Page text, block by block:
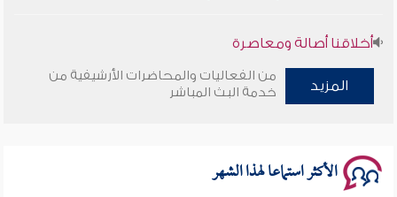
أخلاقنا أصالة ومعاصرة
وأمنهم من خوف 9
المزيد
من الفعاليات والمحاضرات الأرشيفية من
خدمة البث المباشر
الأكثر استماعا لهذا الشهر